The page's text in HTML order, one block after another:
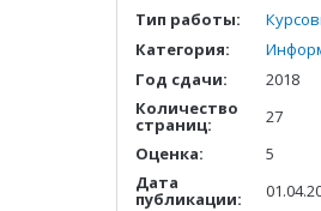
Тип работы:
Категория:
Год сдачи:
2018
Количество
страниц:
27
Оценка:
5
Дата
публикации: